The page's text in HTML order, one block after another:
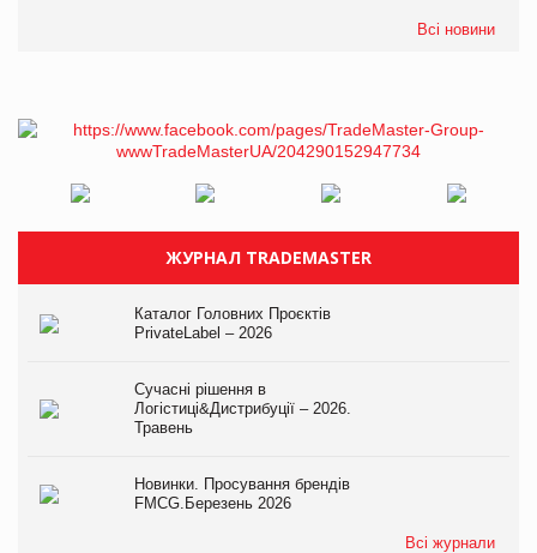
Всі новини
ЖУРНАЛ TRADEMASTER
Каталог Головних Проєктів
PrivateLabel – 2026
Сучасні рішення в
Логістиці&Дистрибуції – 2026.
Травень
Новинки. Просування брендів
FMCG.Березень 2026
Всі журнали